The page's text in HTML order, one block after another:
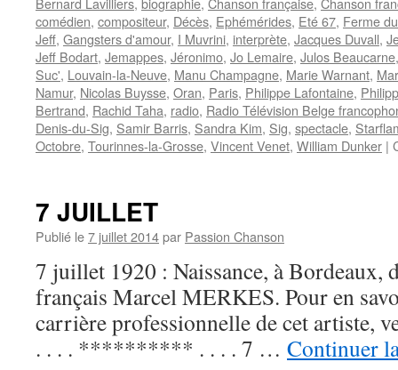
comédien, compositeur, Décès, Ephémérides, Eté 67, Ferme
Jeff, Gangsters d'amour, I Muvrini, interprète, Jacques Duvall,
Jeff Bodart, Jemappes, Jéronimo, Jo Lemaire, Julos Beaucarne
Suc', Louvain-la-Neuve, Manu Champagne, Marie Warnant,
Namur, Nicolas Buysse, Oran, Paris, Philippe Lafontaine,
Bertrand, Rachid Taha, radio, Radio Télévision Belge
Denis-du-Sig, Samir Barris, Sandra Kim, Sig, spectacle,
Octobre, Tourinnes-la-Grosse, Vincent Venet, William Dunker |
7 JUILLET
Publié le7 juillet 2014par Passion Chanson
7 juillet 1920 : Naissance, à Bordeaux,
français Marcel MERKES. Pour en
carrière professionnelle de cet artiste,
. . . . ********** . . . . 7 … Continuer